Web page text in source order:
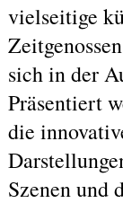
vielseitige
sich in der
Präsentiert
die
Szenen und